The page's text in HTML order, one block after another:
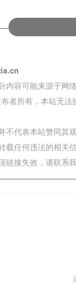
内容可能来源于网
者所有，本站无
代表本站赞同其
载任何违法的相关
接失效，请联系